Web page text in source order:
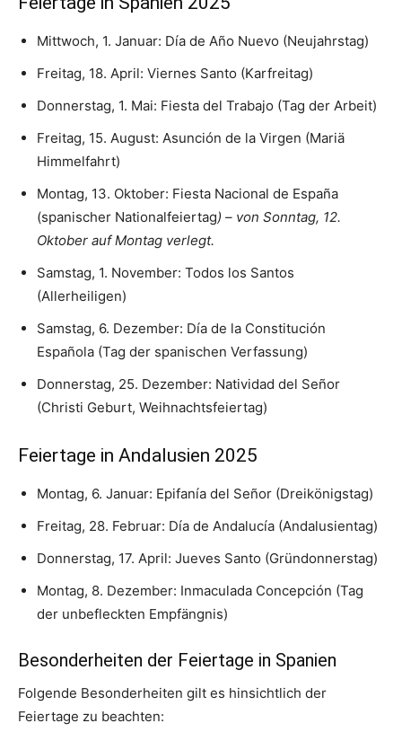
Mittwoch, 1. Januar: Día de Año Nuevo (Neujahrstag)
Freitag, 18. April: Viernes Santo (Karfreitag)
Donnerstag, 1. Mai: Fiesta del Trabajo (Tag der Arbeit)
Freitag, 15. August: Asunción de la Virgen (Mariä
Himmelfahrt)
Montag, 13. Oktober: Fiesta Nacional de España
(spanischer Nationalfeiertag) – von Sonntag, 12.
Oktober auf Montag verlegt.
Samstag, 1. November: Todos los Santos
(Allerheiligen)
Samstag, 6. Dezember: Día de la Constitución
Española (Tag der spanischen Verfassung)
Donnerstag, 25. Dezember: Natividad del Señor
(Christi Geburt, Weihnachtsfeiertag)
Feiertage in Andalusien 2025
Montag, 6. Januar: Epifanía del Señor (Dreikönigstag)
Freitag, 28. Februar: Día de Andalucía (Andalusientag)
Donnerstag, 17. April: Jueves Santo (Gründonnerstag)
Montag, 8. Dezember: Inmaculada Concepción (Tag
der unbefleckten Empfängnis)
Besonderheiten der Feiertage in Spanien
Folgende Besonderheiten gilt es hinsichtlich der
Feiertage zu beachten: